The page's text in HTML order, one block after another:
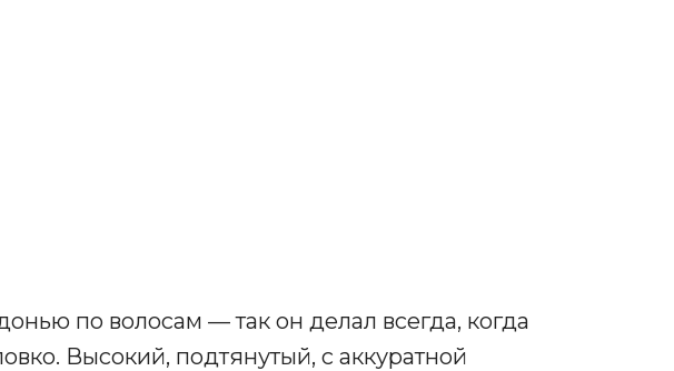
по волосам — так он делал всегда, когда
Высокий, подтянутый, с аккуратной